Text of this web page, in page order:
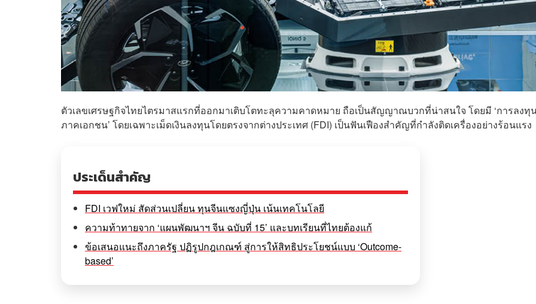
ตัวเลขเศรษฐกิจไทยไตรมาสแรกที่ออกมาเติบโตทะลุความคาดหมาย ถือเป็นสัญญาณบวกที่น่าสนใจ โดยมี ‘การลงทุ
ภาคเอกชน’ โดยเฉพาะเม็ดเงินลงทุนโดยตรงจากต่างประเทศ (FDI) เป็นฟันเฟืองสำคัญที่กำลังติดเครื่องอย่างร้อนแรง
ประเด็นสำคัญ
FDI เวฟใหม่ สัดส่วนเปลี่ยน ทุนจีนแซงญี่ปุ่น เน้นเทคโนโลยี
ความท้าทายจาก ‘แผนพัฒนาฯ จีน ฉบับที่ 15’ และบทเรียนที่ไทยต้องแก้
ข้อเสนอแนะถึงภาครัฐ ปฏิรูปกฎเกณฑ์ สู่การให้สิทธิประโยชน์แบบ ‘Outcome-
based’